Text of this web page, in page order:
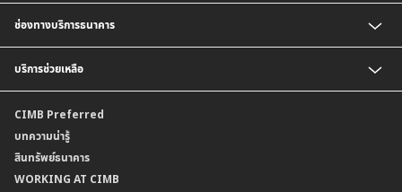
สินเชื่อบ้านแลกเงินและสินเชื่ออเนกประสงค์
อัตราดอกเบี้ยเงินฝาก
อัตราดอกเบี้ยเงินฝากลูกค้าสถาบัน
อัตราดอกเบี้ยบัญชีเงินฝากเงินตราต่างประเทศ
อัตราดอกเบี้ยเงินกู้
กำหนดระยะเวลาการขายหรือฝากเงินได้ที่เป็นเงินตราต่างประเทศ
ค่าธรรมเนียม
อัตราค่าธรรมเนียมการฝากถอนบัญชีเงินฝากเงินตราต่างประเทศ
ข้อกำหนดบัญชีเงินฝาก
ช่องทางบริการธนาคาร
CIMB THAI Connect
บริการแจ้งเตือนผ่าน SMS
พร้อมเพย์
บริการเปิดบัญชีด้วยการยืนยันตัวตนรูปแบบดิจิทัล (NDID)
การขอและรับส่งข้อมูลรายการเคลื่อนไหวบัญชีเงินฝาก ในรูปแบบข้อมูลดิจิทัลระหว่าง
ธนาคาร (dStatement)
บริการช่วยเหลือ
สาขาธนาคาร
ข้อมูลคุณภาพการให้บริการ
คำมั่นสัญญาการให้บริการลูกค้าธนาคาร ซีไอเอ็มบี ไทย
Form Download Center
CIMB Preferred
บทความน่ารู้
สินทรัพย์ธนาคาร
WORKING AT CIMB